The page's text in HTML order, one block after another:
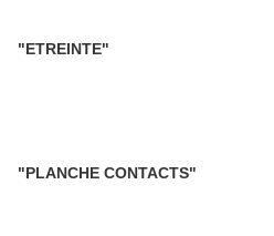
"ETREINTE"
"PLANCHE CONTACTS"